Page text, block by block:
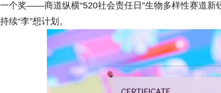
一个奖——商道纵横“520社会责任日”生物多样性赛道新
持续“李”想计划。